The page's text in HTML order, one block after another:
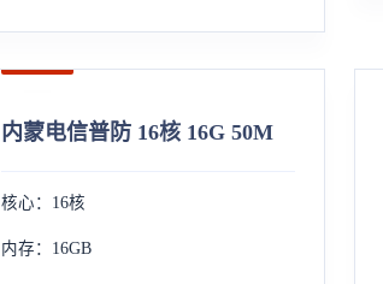
内蒙电信普防 16核 16G 50M
核心：16核
内存：16GB